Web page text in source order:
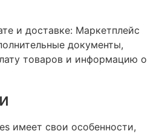
и доставке: Маркетплейс
документы,
товаров и информацию о
имеет свои особенности,